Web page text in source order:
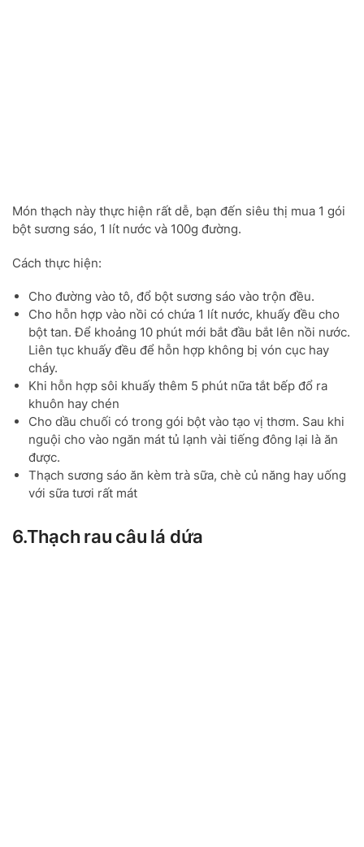
Món thạch này thực hiện rất dễ, bạn đến siêu thị mua 1 gói
bột sương sáo, 1 lít nước và 100g đường.
Cách thực hiện:
Cho đường vào tô, đổ bột sương sáo vào trộn đều.
Cho hỗn hợp vào nồi có chứa 1 lít nước, khuấy đều cho
bột tan. Để khoảng 10 phút mới bắt đầu bắt lên nồi nước.
Liên tục khuấy đều để hỗn hợp không bị vón cục hay
cháy.
Khi hỗn hợp sôi khuấy thêm 5 phút nữa tắt bếp đổ ra
khuôn hay chén
Cho dầu chuối có trong gói bột vào tạo vị thơm. Sau khi
nguội cho vào ngăn mát tủ lạnh vài tiếng đông lại là ăn
được.
Thạch sương sáo ăn kèm trà sữa, chè củ năng hay uống
với sữa tươi rất mát
6.Thạch rau câu lá dứa